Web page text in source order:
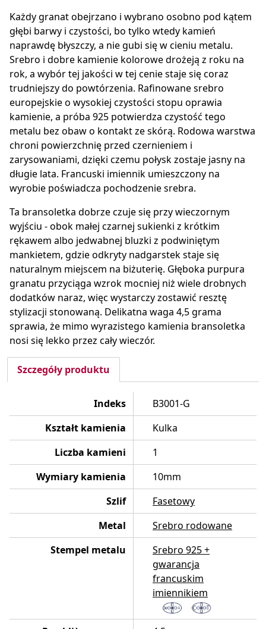
Każdy granat obejrzano i wybrano osobno pod kątem
głębi barwy i czystości, bo tylko wtedy kamień
naprawdę błyszczy, a nie gubi się w cieniu metalu.
Srebro i dobre kamienie kolorowe drożeją z roku na
rok, a wybór tej jakości w tej cenie staje się coraz
trudniejszy do powtórzenia. Rafinowane srebro
europejskie o wysokiej czystości stopu oprawia
kamienie, a próba 925 potwierdza czystość tego
metalu bez obaw o kontakt ze skórą. Rodowa warstwa
chroni powierzchnię przed czernieniem i
zarysowaniami, dzięki czemu połysk zostaje jasny na
długie lata. Francuski imiennik umieszczony na
wyrobie poświadcza pochodzenie srebra.
Ta bransoletka dobrze czuje się przy wieczornym
wyjściu - obok małej czarnej sukienki z krótkim
rękawem albo jedwabnej bluzki z podwiniętym
mankietem, gdzie odkryty nadgarstek staje się
naturalnym miejscem na biżuterię. Głęboka purpura
granatu przyciąga wzrok mocniej niż wiele drobnych
dodatków naraz, więc wystarczy zostawić resztę
stylizacji stonowaną. Delikatna waga 4,5 grama
sprawia, że mimo wyrazistego kamienia bransoletka
nosi się lekko przez cały wieczór.
Szczegóły produktu
Indeks
B3001-G
Kształt kamienia
Kulka
Liczba kamieni
1
Wymiary kamienia
10mm
Szlif
Fasetowy
Metal
Srebro rodowane
Stempel metalu
Srebro 925 +
gwarancja
francuskim
imiennikiem